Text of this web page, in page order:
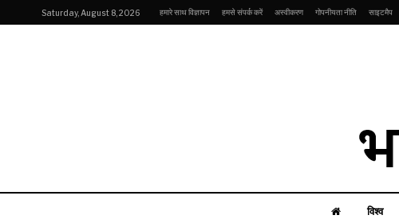
Saturday, August 8, 2026 हमारे साथ विज्ञापन हमसे संपर्क करें अस्वीकरण गोपनीयता नीति साइटमैप
विश्व